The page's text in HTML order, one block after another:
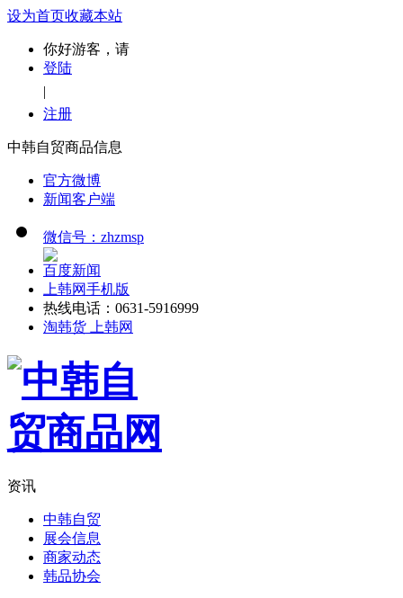
设为首页收藏本站
你好游客，请
登陆
|
注册
中韩自贸商品信息
官方微博
新闻客户端
微信号：zhzmsp
百度新闻
上韩网手机版
热线电话：0631-5916999
淘韩货 上韩网
资讯
中韩自贸
展会信息
商家动态
韩品协会